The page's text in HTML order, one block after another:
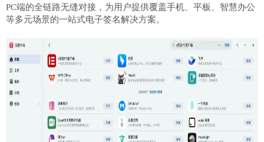
PC端的全链路无缝对接，为用户提供覆盖手机、平板、智慧办公
等多元场景的一站式电子签名解决方案。